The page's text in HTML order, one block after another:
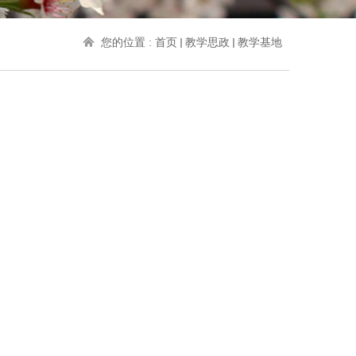
您的位置 : 首页 教学思政 教学基地